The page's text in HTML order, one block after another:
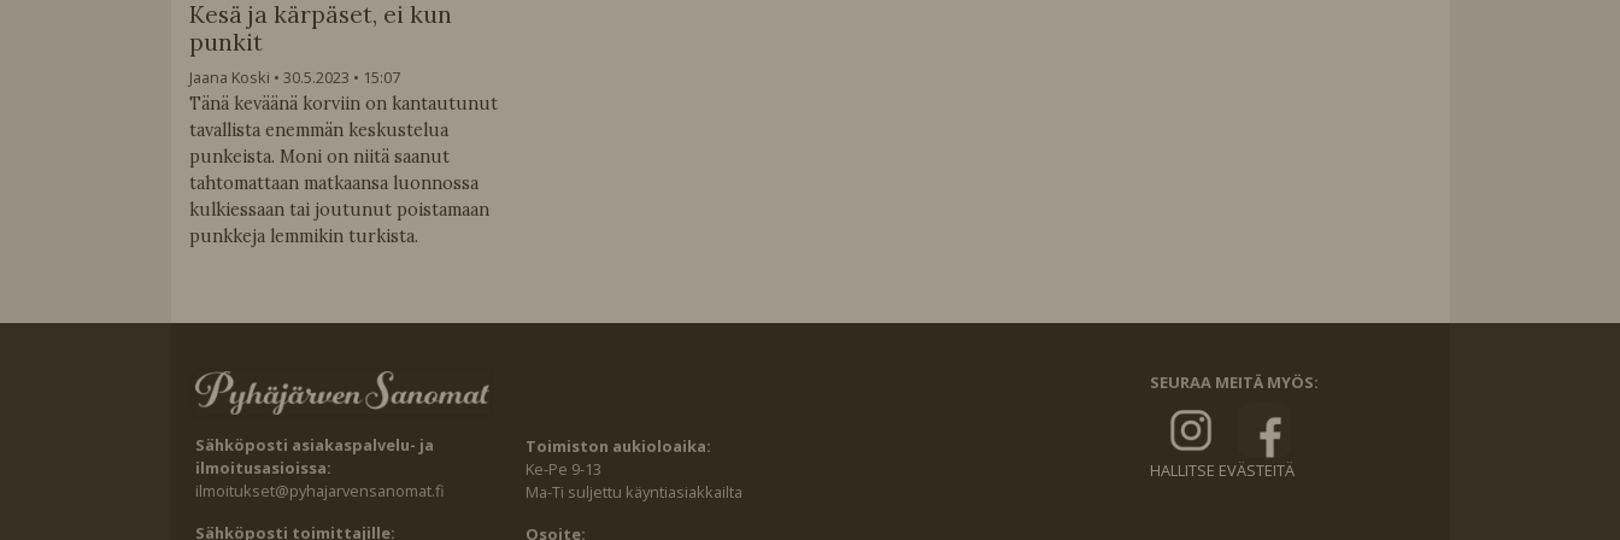
Kesä ja kärpäset, ei kun
punkit
Jaana Koski 30.5.2023
15:07
Tänä keväänä korviin on kantautunut
tavallista enemmän keskustelua
punkeista. Moni on niitä saanut
tahtomattaan matkaansa luonnossa
kulkiessaan tai joutunut poistamaan
punkkeja lemmikin turkista.
Sähköposti asiakaspalvelu- ja
ilmoitusasioissa:
ilmoitukset@pyhajarvensanomat.fi
Sähköposti toimittajille:
Toimiston aukioloaika:
Ke-Pe 9-13
Ma-Ti suljettu käyntiasiakkailta
Osoite:
SEURAA MEITÄ MYÖS:
HALLITSE EVÄSTEITÄ